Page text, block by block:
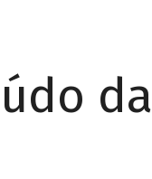
da